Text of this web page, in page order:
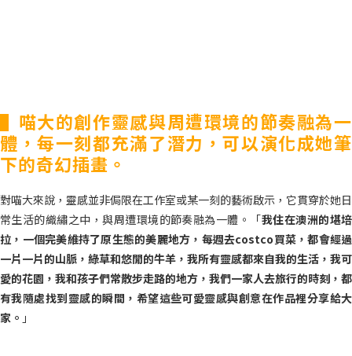
▌喵大的創作靈感與周遭環境的節奏融為一
體，每一刻都充滿了潛力，可以演化成她筆
下的奇幻插畫。
對喵大來說，靈感並非侷限在工作室或某一刻的藝術啟示，它貫穿於她日
常生活的織繡之中，與周遭環境的節奏融為一體。「我住在澳洲的堪培
拉，一個完美維持了原生態的美麗地方，每週去costco買菜，都會經過
一片一片的山脈，綠草和悠閒的牛羊，我所有靈感都來自我的生活，我可
愛的花園，我和孩子們常散步走路的地方，我們一家人去旅行的時刻，都
有我隨處找到靈感的瞬間，希望這些可愛靈感與創意在作品裡分享給大
家。 」